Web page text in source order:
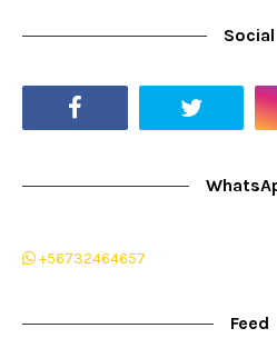
Social
+56732464657
Feed